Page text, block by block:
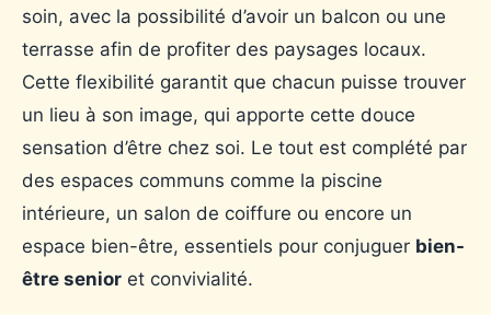
soin, avec la possibilité d’avoir un balcon ou une
terrasse afin de profiter des paysages locaux.
Cette flexibilité garantit que chacun puisse trouver
un lieu à son image, qui apporte cette douce
sensation d’être chez soi. Le tout est complété par
des espaces communs comme la piscine
intérieure, un salon de coiffure ou encore un
espace bien-être, essentiels pour conjuguer bien-
être senior et convivialité.